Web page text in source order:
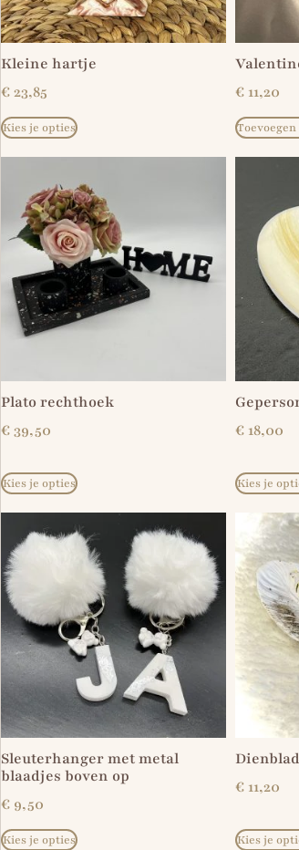
Kleine hartje
€23,85
Kies je opties
€11,20
Plato rechthoek
€39,50
Kies je opties
€18,00
Kies je
Sleuterhanger met metal
blaadjes boven op
€9,50
Kies je opties
€11,20
Kies je